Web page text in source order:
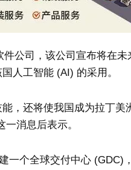
公司，该公司宣布将在
人工智能 (AI) 的采用。
，还将使我国成为拉丁美
消息后表示。
一个全球交付中心 (GDC)